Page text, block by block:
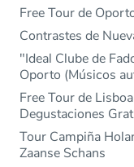
Free Tour de
Contrastes de
"Ideal Clube de
Oporto (Músicos
Free Tour de
Degustaciones
Tour Campiña
Zaanse Schans